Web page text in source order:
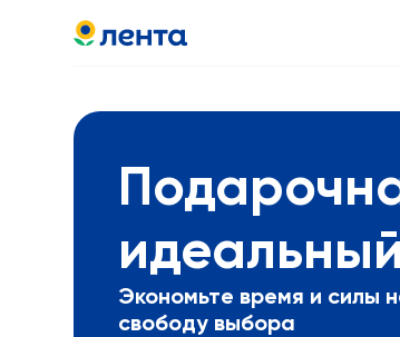
Экономьте время и силы
свободу выбора